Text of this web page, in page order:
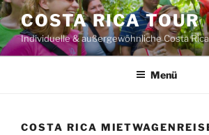
Zum
Inhalt
springen
COSTA RICA TOUR
Individuelle & außergewöhnliche Costa
Menü
COSTA RICA